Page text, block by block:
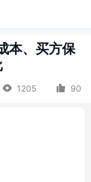
本、买方保
1205 90